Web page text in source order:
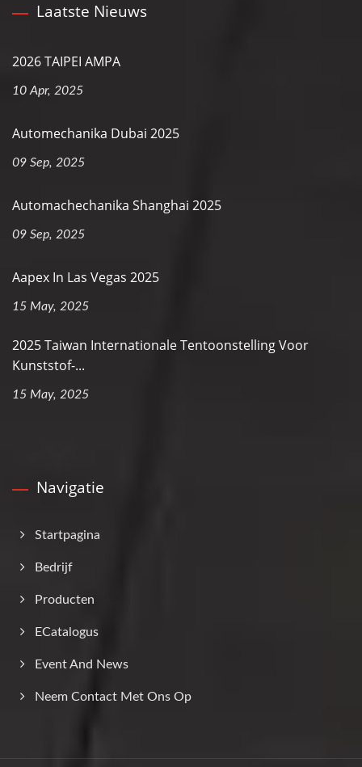
Laatste Nieuws
2026 TAIPEI AMPA
10 Apr, 2025
Automechanika Dubai 2025
09 Sep, 2025
Automachechanika Shanghai 2025
09 Sep, 2025
Aapex In Las Vegas 2025
15 May, 2025
2025 Taiwan Internationale Tentoonstelling Voor
Kunststof-...
15 May, 2025
Navigatie
Startpagina
Bedrijf
Producten
ECatalogus
Event And News
Neem Contact Met Ons Op